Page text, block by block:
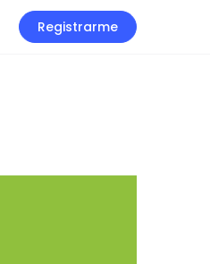
Registrarme